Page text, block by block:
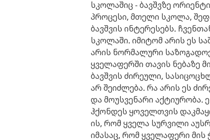
სკოლაშიც - ბავშვზე
პროცესი, მთელი სკოლა,
ბავშვის ინტერესებს.
სკოლაში. იმიტომ არის ეს
არის ნორმალური
ყველაფერში თავის ნებაზე
ბავშვის ძირეული,
არ შეიძლება. რა არის ეს
და მოუსვენარი აქტიურობა.
ჰქონდეს ყოველთვის
ის, რომ ყველა სურვილი
იმასაც, რომ ყველაფერი მის